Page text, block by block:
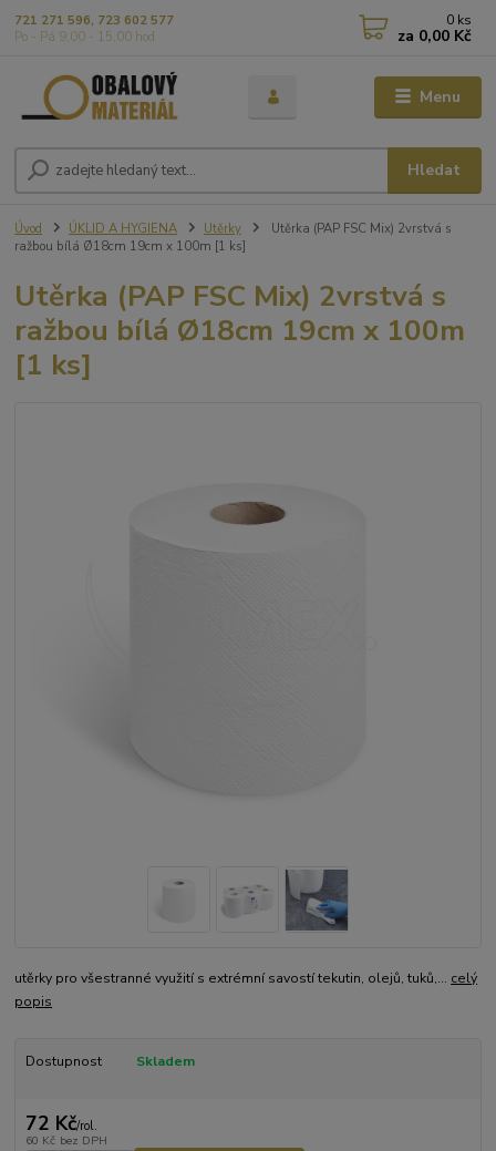
Menu
Hledat
721 271 596, 723 602 577
Po - Pá 9,00 - 15,00 hod
0 ks
za 0,00 Kč
Úvod ÚKLID A HYGIENA Utěrky
Utěrka (PAP FSC Mix) 2vrstvá s
ražbou bílá Ø18cm 19cm x 100m [1 ks]
Utěrka (PAP FSC Mix) 2vrstvá s
ražbou bílá Ø18cm 19cm x 100m
[1 ks]
utěrky pro všestranné využití s extrémní savostí tekutin, olejů, tuků,... celý
popis
Dostupnost Skladem
72 Kč/rol.
60 Kč bez DPH